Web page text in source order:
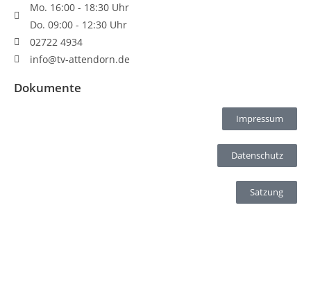
Mo. 16:00 - 18:30 Uhr
Do. 09:00 - 12:30 Uhr
02722 4934
info@tv-attendorn.de
Dokumente
Impressum
Datenschutz
Satzung